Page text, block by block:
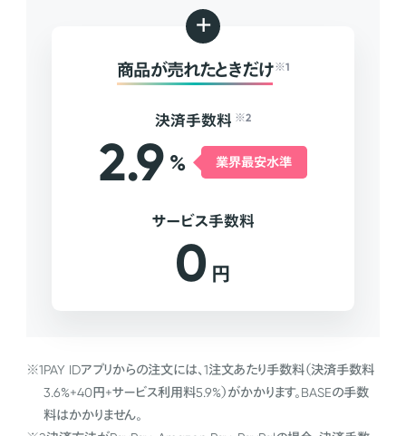
+
商品が売れたときだけ ※1
決済手数料 ※2
2.9 % 業界最安水準
サービス手数料
0 円
※1PAY IDアプリからの注文には、1注文あたり手数料（決済手数料
3.6%+40円+サービス利用料5.9%）がかかります。BASEの手数
料はかかりません。